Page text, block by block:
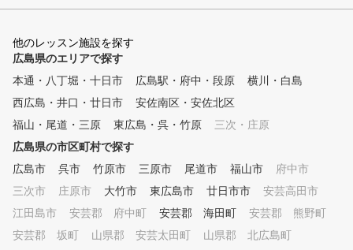
ごと) カルテがあるので、いつ
ったレッスンが受けられる。 ■
POINT3 PGAのティーチング
しいプロが楽しいレッスンを実
施！ 普段聞きにくいことも気
軽に質問できる！ ■POINT4
全打席に最新測定器を完備 デ
ータに基づいたきめ細かいレッ
スンが受けられる！
他のレッスン施設を探す
広島県のエリアで探す
本通・八丁堀・十日市
広島駅・府中・段原
横川・白島
西広島・井口・廿日市
安佐南区・安佐北区
福山・尾道・三原
東広島・呉・竹原
三次・庄原
広島県の市区町村で探す
広島市
呉市 竹原市 三原市 尾道市 福山市
府中市
三次市
庄原市 大竹市 東広島市 廿日市市
安芸高田市
江田島市
安芸郡 府中町 安芸郡 海田町
安芸郡 熊野町
安芸郡 坂町
山県郡 安芸太田町
山県郡 北広島町